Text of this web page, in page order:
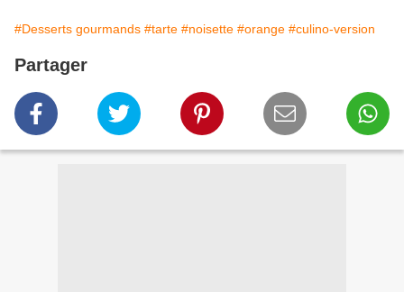
#Desserts gourmands #tarte #noisette #orange #culino-version
Partager